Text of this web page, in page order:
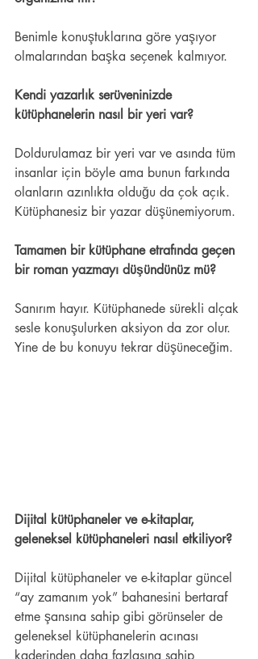
Benimle konuştuklarına göre yaşıyor
olmalarından başka seçenek kalmıyor.
Kendi yazarlık serüveninizde
kütüphanelerin nasıl bir yeri var?
Doldurulamaz bir yeri var ve asında tüm
insanlar için böyle ama bunun farkında
olanların azınlıkta olduğu da çok açık.
Kütüphanesiz bir yazar düşünemiyorum.
Tamamen bir kütüphane etrafında geçen
bir roman yazmayı düşündünüz mü?
Sanırım hayır. Kütüphanede sürekli alçak
sesle konuşulurken aksiyon da zor olur.
Yine de bu konuyu tekrar düşüneceğim.
Dijital kütüphaneler ve e-kitaplar,
geleneksel kütüphaneleri nasıl etkiliyor?
Dijital kütüphaneler ve e-kitaplar güncel
“ay zamanım yok” bahanesini bertaraf
etme şansına sahip gibi görünseler de
geleneksel kütüphanelerin acınası
kaderinden daha fazlasına sahip